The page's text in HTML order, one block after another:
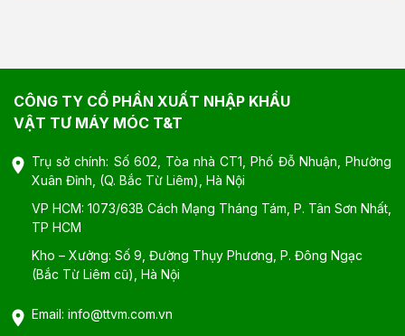
CÔNG TY CỔ PHẦN XUẤT NHẬP KHẨU
VẬT TƯ MÁY MÓC T&T
Trụ sở chính: Số 602, Tòa nhà CT1, Phố Đỗ Nhuận, Phường
Xuân Đỉnh, (Q. Bắc Từ Liêm), Hà Nội
VP HCM: 1073/63B Cách Mạng Tháng Tám, P. Tân Sơn Nhất,
TP HCM
Kho – Xưởng: Số 9, Đường Thụy Phương, P. Đông Ngạc
(Bắc Từ Liêm cũ), Hà Nội
Email: info@ttvm.com.vn